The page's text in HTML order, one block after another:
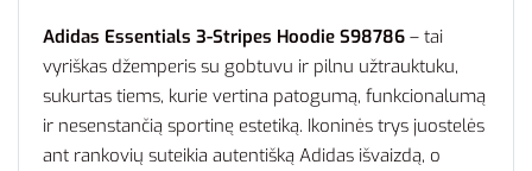
Adidas Essentials 3-Stripes Hoodie S98786 – tai
vyriškas džemperis su gobtuvu ir pilnu užtrauktuku,
sukurtas tiems, kurie vertina patogumą, funkcionalumą
ir nesenstančią sportinę estetiką. Ikoninės trys juostelės
ant rankovių suteikia autentišką Adidas išvaizdą, o